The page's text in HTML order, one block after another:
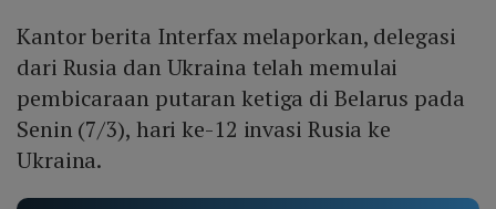
Kantor berita Interfax melaporkan, delegasi
dari Rusia dan Ukraina telah memulai
pembicaraan putaran ketiga di Belarus pada
Senin (7/3), hari ke-12 invasi Rusia ke
Ukraina.